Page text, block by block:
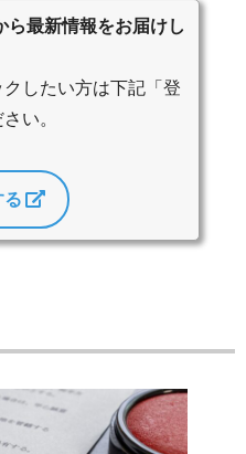
ら最新情報をお届けし
したい方は下記「登
い。
る